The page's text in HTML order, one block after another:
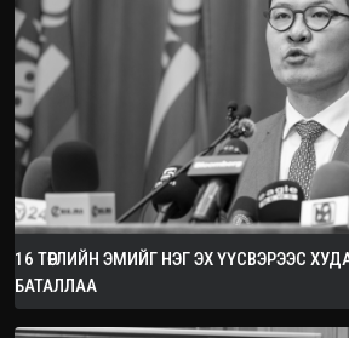
16 ТӨРЛИЙН ЭМИЙГ НЭГ ЭХ ҮҮСВЭРЭЭС
БАТАЛЛАА